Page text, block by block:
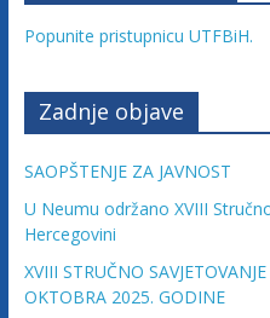
r
a
c
i
Popunite pristupnicu UTFBiH.
Zadnje objave
SAOPŠTENJE ZA JAVNOST
U Neumu održano XVIII
Hercegovini
XVIII STRUČNO
OKTOBRA 2025. GODINE